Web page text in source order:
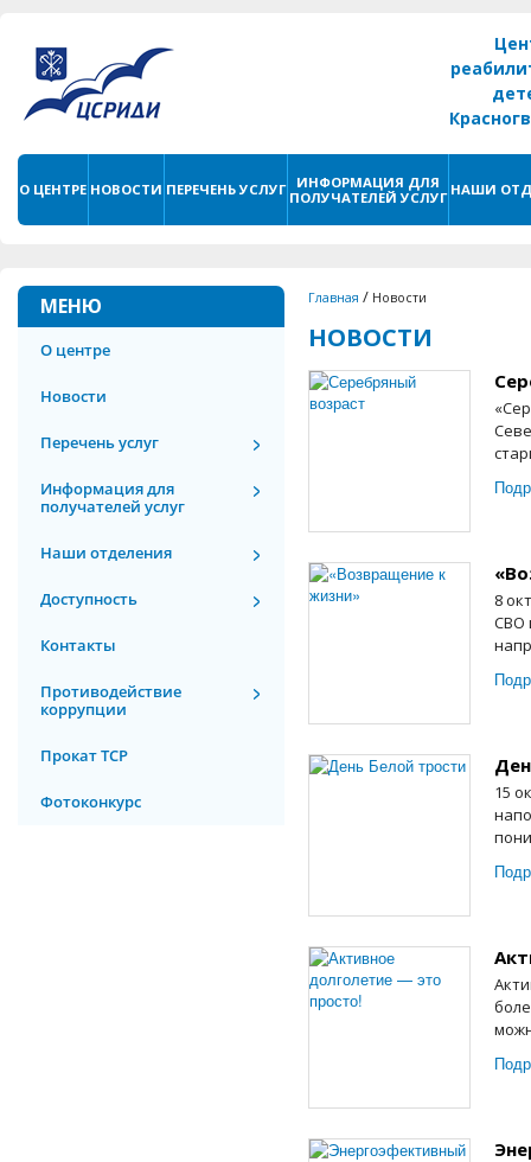
О ЦЕНТРЕ НОВОСТИ ПЕРЕЧЕНЬ УСЛУГ
ИНФОРМАЦИЯ ДЛЯ
ПОЛУЧАТЕЛЕЙ УСЛУГ НАШИ
МЕНЮ
О центре
Новости
Перечень услуг
Информация для
получателей услуг
Наши отделения
Доступность
Контакты
Противодействие
коррупции
Прокат ТСР
Фотоконкурс
Главная / Новости
НОВОСТИ
8
СВО
15